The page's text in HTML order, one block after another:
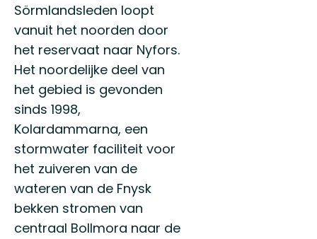
Sörmlandsleden loopt
vanuit het noorden door
het reservaat naar Nyfors.
Het noordelijke deel van
het gebied is gevonden
sinds 1998,
Kolardammarna, een
stormwater faciliteit voor
het zuiveren van de
wateren van de Fnysk
bekken stromen van
centraal Bollmora naar de